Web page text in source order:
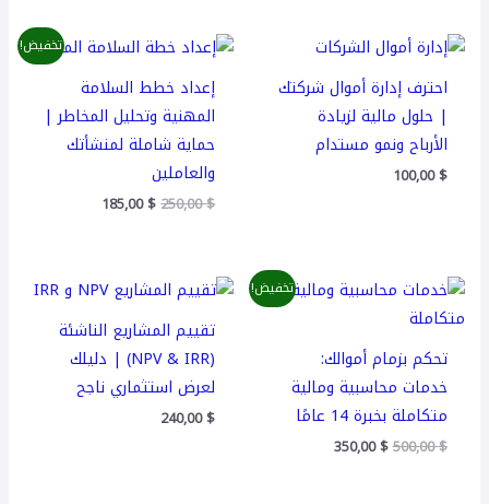
احترف إدارة أموال شركتك
| حلول مالية لزيادة
الأرباح ونمو مستدام
100,00$
تخفيض!
إعداد خطط السلامة
المهنية وتحليل المخاطر |
حماية شاملة لمنشأتك
والعاملين
250,00$
السعر
الأصلي
هو:
250,00 $.
185,00$
السعر
الحالي
هو:
185,00 $.
تخفيض!
تحكم بزمام أموالك:
خدمات محاسبية ومالية
متكاملة بخبرة 14 عامًا
500,00$
السعر
الأصلي
350,00$
السعر
الحالي
تقييم المشاريع الناشئة
(NPV & IRR) | دليلك
لعرض استثماري ناجح
240,00$